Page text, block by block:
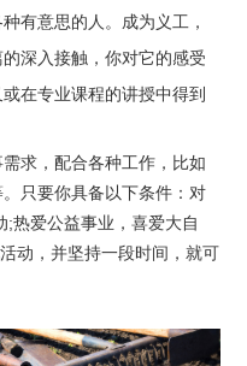
有意思的人。成为义工，
深入接触，你对它的感受
在专业课程的讲授中得到
求，配合各种工作，比如
只要你具备以下条件：对
热爱公益事业，喜爱大自
动，并坚持一段时间，就可